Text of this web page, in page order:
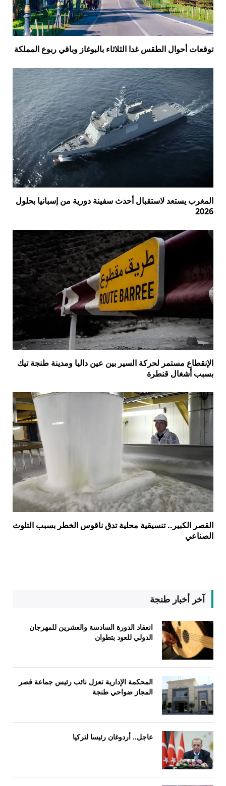
توقعات أحوال الطقس غدا الثلاثاء بالبوغاز وباقي ربوع المملكة
المغرب يستعد لاستقبال أحدث سفينة دورية من إسبانيا بحلول
2026
الإنقطاع مستمر لحركة السير بين عين داليا ومدينة طنجة تيك
بسبب أشغال قنطرة
القصر الكبير.. تنسيقية محلية تدق ناقوس الخطر بسبب التلوث
الصناعي
آخر أخبار طنجة
انعقاد الدورة السادسة والعشرين للمهرجان
الدولي للعود بتطوان
المحكمة الإدارية تعزل نائب رئيس جماعة قصر
المجاز ضواحي طنجة
عاجل.. أردوغان رئيسا لتركيا